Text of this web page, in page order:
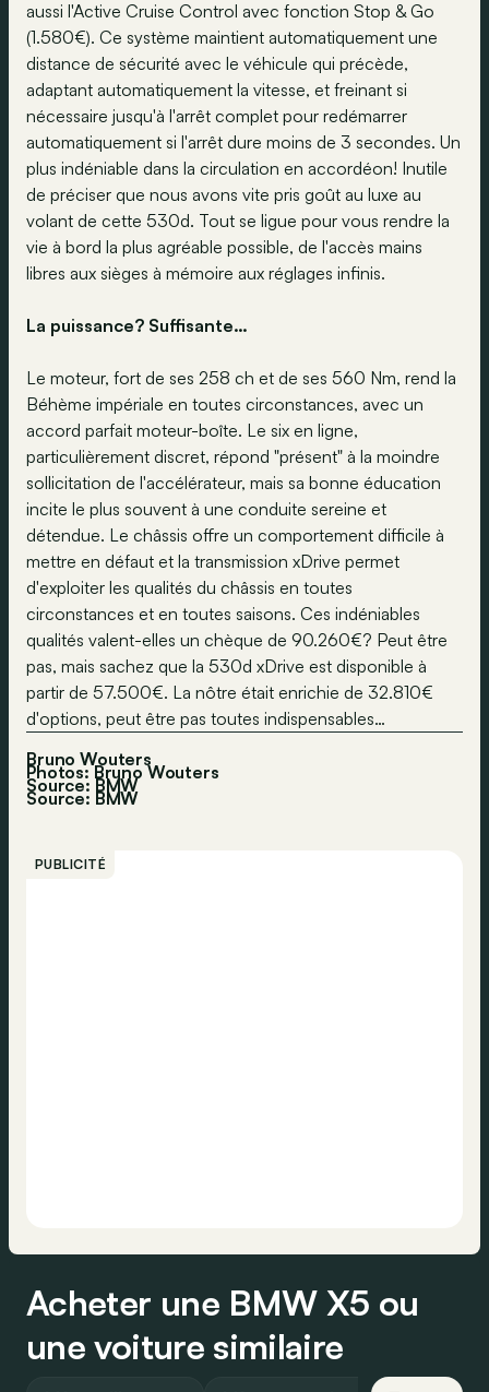
aussi l'Active Cruise Control avec fonction Stop & Go
(1.580€). Ce système maintient automatiquement une
distance de sécurité avec le véhicule qui précède,
adaptant automatiquement la vitesse, et freinant si
nécessaire jusqu'à l'arrêt complet pour redémarrer
automatiquement si l'arrêt dure moins de 3 secondes. Un
plus indéniable dans la circulation en accordéon! Inutile
de préciser que nous avons vite pris goût au luxe au
volant de cette 530d. Tout se ligue pour vous rendre la
vie à bord la plus agréable possible, de l'accès mains
libres aux sièges à mémoire aux réglages infinis.
La puissance? Suffisante…
Le moteur, fort de ses 258 ch et de ses 560 Nm, rend la
Béhème impériale en toutes circonstances, avec un
accord parfait moteur-boîte. Le six en ligne,
particulièrement discret, répond "présent" à la moindre
sollicitation de l'accélérateur, mais sa bonne éducation
incite le plus souvent à une conduite sereine et
détendue. Le châssis offre un comportement difficile à
mettre en défaut et la transmission xDrive permet
d'exploiter les qualités du châssis en toutes
circonstances et en toutes saisons. Ces indéniables
qualités valent-elles un chèque de 90.260€? Peut être
pas, mais sachez que la 530d xDrive est disponible à
partir de 57.500€. La nôtre était enrichie de 32.810€
d'options, peut être pas toutes indispensables…
Bruno Wouters
Photos: Bruno Wouters
Source: BMW
Source: BMW
PUBLICITÉ
Acheter une BMW X5 ou
une voiture similaire